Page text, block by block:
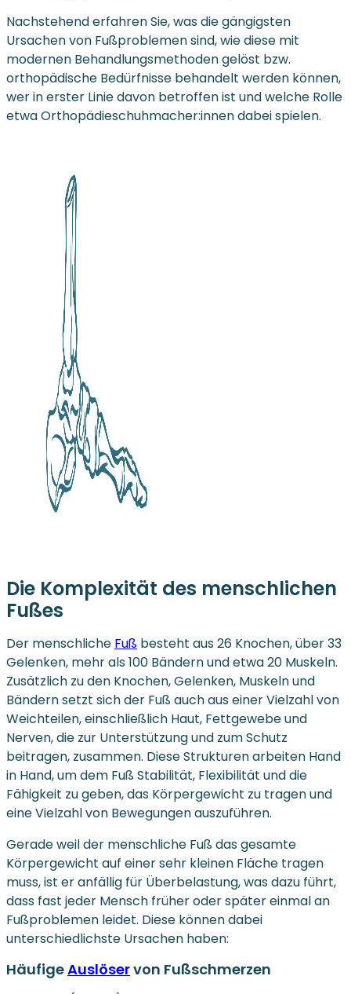
Nachstehend erfahren Sie, was die gängigsten
Ursachen von Fußproblemen sind, wie diese mit
modernen Behandlungsmethoden gelöst bzw.
orthopädische Bedürfnisse behandelt werden können,
wer in erster Linie davon betroffen ist und welche Rolle
etwa Orthopädieschuhmacher:innen dabei spielen.
Die Komplexität des menschlichen
Fußes
Der menschliche Fuß besteht aus 26 Knochen, über 33
Gelenken, mehr als 100 Bändern und etwa 20 Muskeln.
Zusätzlich zu den Knochen, Gelenken, Muskeln und
Bändern setzt sich der Fuß auch aus einer Vielzahl von
Weichteilen, einschließlich Haut, Fettgewebe und
Nerven, die zur Unterstützung und zum Schutz
beitragen, zusammen. Diese Strukturen arbeiten Hand
in Hand, um dem Fuß Stabilität, Flexibilität und die
Fähigkeit zu geben, das Körpergewicht zu tragen und
eine Vielzahl von Bewegungen auszuführen.
Gerade weil der menschliche Fuß das gesamte
Körpergewicht auf einer sehr kleinen Fläche tragen
muss, ist er anfällig für Überbelastung, was dazu führt,
dass fast jeder Mensch früher oder später einmal an
Fußproblemen leidet. Diese können dabei
unterschiedlichste Ursachen haben:
HäufigeAuslöservon Fußschmerzen